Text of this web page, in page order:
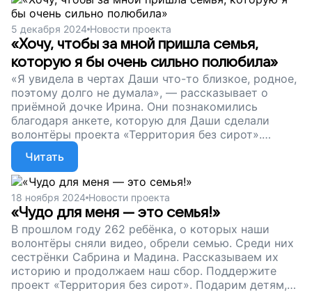
5 декабря 2024 Новости проекта
«Хочу, чтобы за мной пришла семья,
которую я бы очень сильно полюбила»
«Я увидела в чертах Даши что-то близкое, родное,
поэтому долго не думала», — рассказывает о
приёмной дочке Ирина. Они познакомились
благодаря анкете, которую для Даши сделали
волонтёры проекта «Территория без сирот».
Сейчас девочка уже дома. Друзья, поддержите
нашу команду. Пусть волонтёры продолжают
ездить по детским домам. Пусть дети и родители
находят друг друга!
Читать
18 ноября 2024 Новости проекта
«Чудо для меня — это семья!»
В прошлом году 262 ребёнка, о которых наши
волонтёры сняли видео, обрели семью. Среди них
сестрёнки Сабрина и Мадина. Рассказываем их
историю и продолжаем наш сбор. Поддержите
проект «Территория без сирот». Подарим детям,